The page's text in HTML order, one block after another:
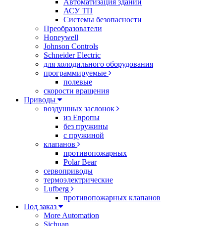
Автоматизация зданий
АСУ ТП
Системы безопасности
Преобразователи
Honeywell
Johnson Controls
Schneider Electric
для холодильного оборудования
программируемые
полевые
скорости вращения
Приводы
воздушных заслонок
из Европы
без пружины
с пружиной
клапанов
противопожарных
Polar Bear
сервоприводы
термоэлектрические
Lufberg
противопожарных клапанов
Под заказ
More Automation
Sichuan